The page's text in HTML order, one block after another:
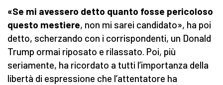
«Se mi avessero detto quanto fosse pericoloso
questo mestiere, non mi sarei candidato», ha poi
detto, scherzando con i corrispondenti, un Donald
Trump ormai riposato e rilassato. Poi, più
seriamente, ha ricordato a tutti l’importanza della
libertà di espressione che l’attentatore ha